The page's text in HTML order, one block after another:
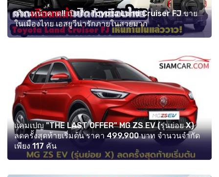
เดือนหน้าคาด!! เปิดตัว Toyota Land Cruiser FJ ขาย
ในเมืองไทย เอสยูวีน่ารักภายในสวยมาก
แคมเปญ "THE LAST OFFER" MG ZS EV (รุ่นย่อย X)
ลดครั้งสุดท้ายเริ่มต้น ราคา 499,900 บาท จำนวนจำกัด
เพียง 117 คัน